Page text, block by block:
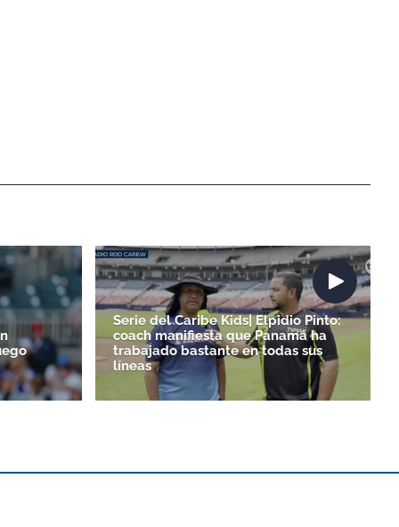
Serie del Caribe Kids| Elpidio Pinto:
coach manifiesta que Panamá ha
trabajado bastante en todas sus
líneas